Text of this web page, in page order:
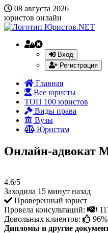
08 августа 2026
юристов онлайн
Вход
Регистрация
Главная
Все юристы
ТОП 100 юристов
Виды права
Вузы
Юристам
Онлайн-адвокат
4.6/5
Заходила 15 минут назад
Проверенный юрист
Провела консультаций:
Довольных клиентов:
96%
Дипломы и другие